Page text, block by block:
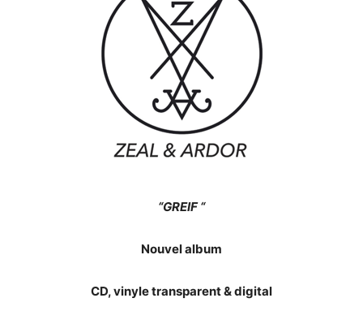
“GREIF “
Nouvel album
CD, vinyle transparent & digital